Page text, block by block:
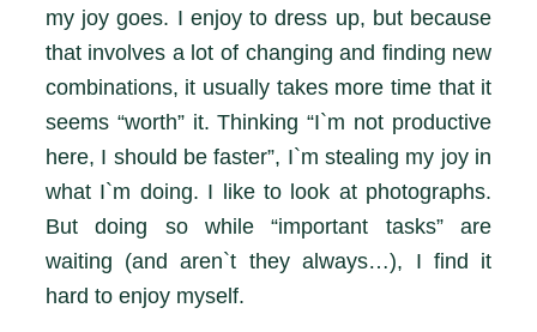
my joy goes. I enjoy to dress up, but because
that involves a lot of changing and finding new
combinations, it usually takes more time that it
seems “worth” it. Thinking “I`m not productive
here, I should be faster”, I`m stealing my joy in
what I`m doing. I like to look at photographs.
But doing so while “important tasks” are
waiting (and aren`t they always…), I find it
hard to enjoy myself.